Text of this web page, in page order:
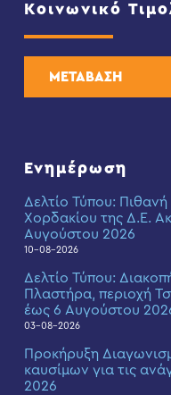
Κοινωνικό
ΜΕΤΑΒΑΣΗ
Ενημέρωση
Δελτίο Τύπου:
Χορδακίου της Δ.Ε.
Αυγούστου 2026
10-08-2026
Δελτίο Τύπου:
Πλαστήρα, περιοχή
έως 6 Αυγούστου
03-08-2026
Προκήρυξη
καυσίμων για τις
2026